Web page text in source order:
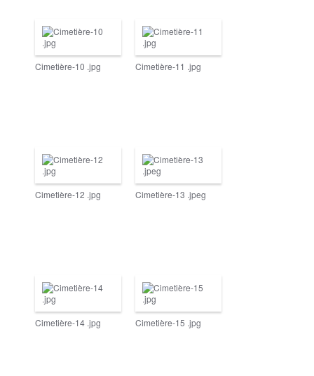
Cimetière-10 .jpg Cimetière-11 .jpg
Cimetière-12 .jpg Cimetière-13 .jpeg
Cimetière-14 .jpg Cimetière-15 .jpg